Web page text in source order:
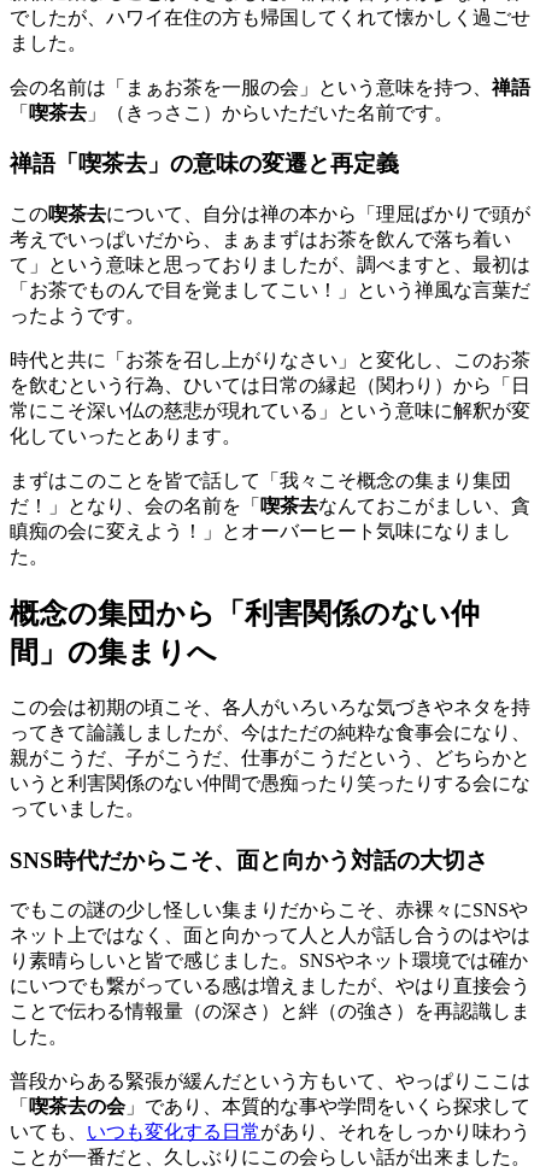
でしたが、ハワイ在住の方も帰国してくれて懐かしく過ごせ
ました。
会の名前は「まぁお茶を一服の会」という意味を持つ、 禅語
「 喫茶去 」（きっさこ）からいただいた名前です。
禅語「喫茶去」の意味の変遷と再定義
この喫茶去について、自分は禅の本から「理屈ばかりで頭が
考えでいっぱいだから、まぁまずはお茶を飲んで落ち着い
て」という意味と思っておりましたが、調べますと、最初は
「お茶でものんで目を覚ましてこい！」という禅風な言葉だ
ったようです。
時代と共に「お茶を召し上がりなさい」と変化し、このお茶
を飲むという行為、ひいては日常の縁起（関わり）から「日
常にこそ深い仏の慈悲が現れている」という意味に解釈が変
化していったとあります。
まずはこのことを皆で話して「我々こそ概念の集まり集団
だ！」となり、会の名前を「 喫茶去なんておこがましい、貪
瞋痴の会に変えよう！」とオーバーヒート気味になりまし
た。
概念の集団から「利害関係のない仲
間」の集まりへ
この会は初期の頃こそ、各人がいろいろな気づきやネタを持
ってきて論議しましたが、今はただの純粋な食事会になり、
親がこうだ、子がこうだ、仕事がこうだという、どちらかと
いうと利害関係のない仲間で愚痴ったり笑ったりする会にな
っていました。
SNS時代だからこそ、面と向かう対話の大切さ
でもこの謎の少し怪しい集まりだからこそ、赤裸々にSNSや
ネット上ではなく、面と向かって人と人が話し合うのはやは
り素晴らしいと皆で感じました。SNSやネット環境では確か
にいつでも繋がっている感は増えましたが、やはり直接会う
ことで伝わる情報量（の深さ）と絆（の強さ）を再認識しま
した。
普段からある緊張が緩んだという方もいて、やっぱりここは
「 喫茶去の会」であり、本質的な事や学問をいくら探求して
いても、 いつも変化する日常があり、それをしっかり味わう
ことが一番だと、久しぶりにこの会らしい話が出来ました。